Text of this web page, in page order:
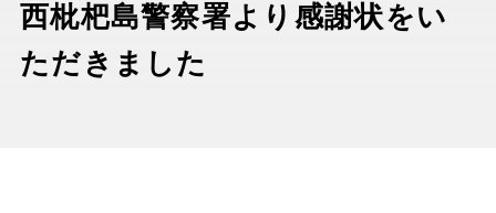
西枇杷島警察署より感謝状をい
ただきました